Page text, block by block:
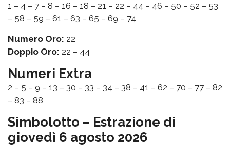
1 – 4 – 7 – 8 – 16 – 18 – 21 – 22 – 44 – 46 – 50 – 52 – 53
– 58 – 59 – 61 – 63 – 65 – 69 – 74
Numero Oro: 22
Doppio Oro: 22 – 44
Numeri Extra
2 – 5 – 9 – 13 – 30 – 33 – 34 – 38 – 41 – 62 – 70 – 77 – 82
– 83 – 88
Simbolotto – Estrazione di
giovedì 6 agosto 2026